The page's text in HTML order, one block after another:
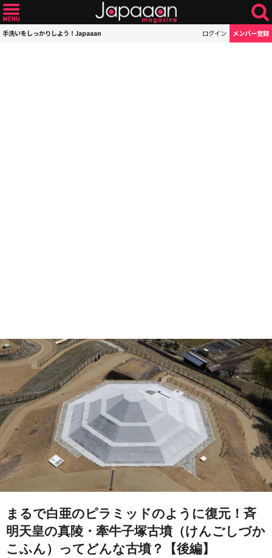
手洗いをしっかりしよう！Japaaan ログイン メンバー登録
まるで白亜のピラミッドのように復元！斉
明天皇の真陵・牽牛子塚古墳（けんごしづか
こふん）ってどんな古墳？【後編】